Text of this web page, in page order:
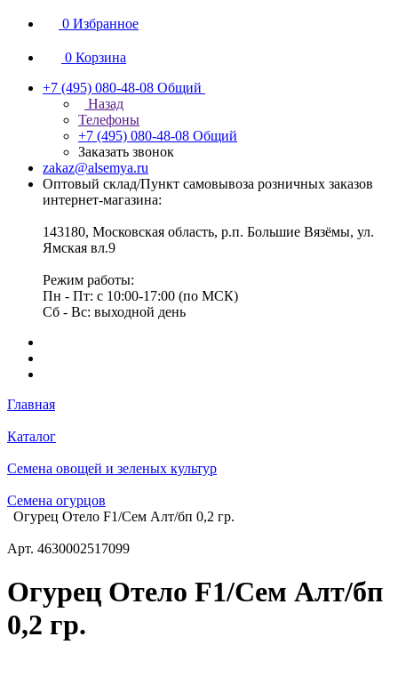
0 Избранное
0 Корзина
+7 (495) 080-48-08 Общий
Назад
Телефоны
+7 (495) 080-48-08 Общий
Заказать звонок
zakaz@alsemya.ru
Оптовый склад/Пункт самовывоза розничных заказов
интернет-магазина:
143180, Московская область, р.п. Большие Вязёмы, ул.
Ямская вл.9
Режим работы:
Пн - Пт: с 10:00-17:00 (по МСК)
Сб - Вс: выходной день
Главная
Каталог
Семена овощей и зеленых культур
Семена огурцов
Огурец Отело F1/Сем Алт/бп 0,2 гр.
Арт. 4630002517099
Огурец Отело F1/Сем Алт/бп
0,2 гр.